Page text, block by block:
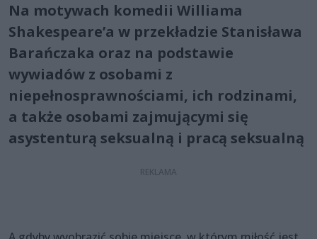
Na motywach komedii Williama
Shakespeare’a w przekładzie Stanisława
Barańczaka oraz na podstawie
wywiadów z osobami z
niepełnosprawnościami, ich rodzinami,
a także osobami zajmującymi się
asystenturą seksualną i pracą seksualną